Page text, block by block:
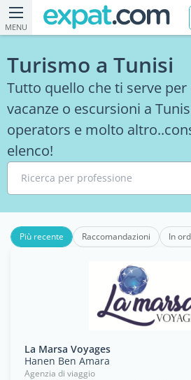
MENU
Turismo a Tunisi
Tutto quello che ti serve
vacanze o escursioni a
operators e molto
elenco!
Ricerca per professione
Più recente Raccomandazioni In
La Marsa Voyages
Hanen Ben Amara
Agenzia di viaggio